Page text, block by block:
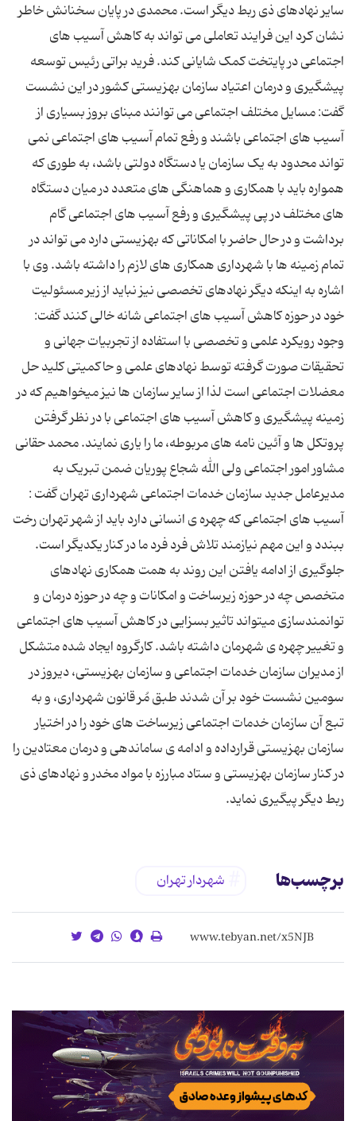
ساير نهادهاى ذى ربط ديگر است. ‎محمدی در پایان سخنانش خاطر
نشان کرد این فرایند تعاملی می تواند به کاهش آسیب های
اجتماعی در پایتخت کمک شایانی کند. فرید براتی رئیس توسعه
پیشگیری و درمان اعتیاد سازمان بهزیستی کشور در اين نشست
گفت: مسایل مختلف اجتماعی می توانند مبنای بروز بسیاری از
آسیب های اجتماعی باشند و رفع تمام آسیب های اجتماعی نمی
تواند محدود به یک سازمان یا دستگاه دولتی باشد، به طوری که
همواره باید با همکاری و هماهنگی های متعدد در میان دستگاه
های مختلف در پی پیشگیری و رفع آسیب های اجتماعی گام
برداشت و در حال حاضر با امکاناتی که بهزیستی دارد می تواند در
تمام زمینه ها با شهرداری همکاری های لازم را داشته باشد. وى با
اشاره به اينكه ديگر نهادهاى تخصصى نيز نبايد از زير مسئوليت
خود در حوزه كاهش آسيب هاى اجتماعى شانه خالى كنند گفت:
وجود رويكرد علمى و تخصصى با استفاده از تجربيات جهانى و
تحقيقات صورت گرفته توسط نهادهاى علمى و حاكميتى كليد حل
معضلات اجتماعى است لذا از سایر سازمان ها نيز ميخواهيم که در
زمینه پیشگیری و كاهش آسیب های اجتماعی با در نظر گرفتن
پروتکل ها و آئین نامه های مربوطه، ما را يارى نمايند. ‎محمد حقانی
مشاور امور اجتماعی ولی الله شجاع پوریان ضمن تبریک به
مدیرعامل جدید سازمان خدمات اجتماعی شهرداری تهران گفت :
آسیب های اجتماعی که چهره ی انسانی دارد باید از شهر تهران رخت
ببندد و این مهم نیازمند تلاش فرد فرد ما در کنار یکدیگر است.
جلوگيرى از ادامه يافتن اين روند به همت همكارى نهادهاى
متخصص چه در حوزه زيرساخت و امكانات و چه در حوزه درمان و
توانمندسازى ميتواند تاثير بسزايى در كاهش آسيب هاى اجتماعى
و تغيير چهره ى شهرمان داشته باشد. ‎کارگروه ایجاد شده متشکل
از مدیران سازمان خدمات اجتماعی و سازمان بهزیستی، دیروز در
سومین نشست خود بر آن شدند طبق مُر قانون شهرداری، و به
تبع آن سازمان خدمات اجتماعی زیرساخت های خود را در اختیار
سازمان بهزیستی قرارداده و ادامه ى ساماندهى و درمان معتادين را
در كنار سازمان بهزيستى و ستاد مبارزه با مواد مخدر و نهادهاى ذى
ربط ديگر پيگيرى نمايد.
برچسب‌ها شهردار تهران